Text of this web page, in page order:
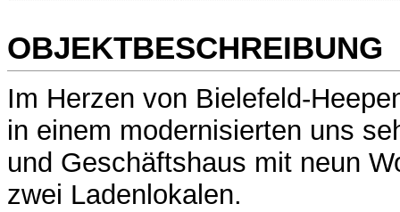
OBJEKTBESCHREIBUNG
Im Herzen von Bielefeld-
in einem modernisierten uns
und Geschäftshaus mit neun
zwei Ladenlokalen.